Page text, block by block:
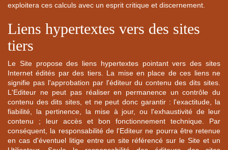
exploitera ces calculs avec un esprit critique et discernement.
Liens hypertextes vers des sites
tiers
Le Site propose des liens hypertextes pointant vers des sites
Internet édités par des tiers. La mise en place de ces liens ne
signifie pas l'approbation par l'éditeur du contenu des dits sites.
L'Editeur ne peut pas réaliser en permanence un contrôle du
contenu des dits sites, et ne peut donc garantir : l'exactitude, la
fiabilité, la pertinence, la mise à jour, ou l'exhaustivité de leur
contenu ; leur accès et bon fonctionnement technique. Par
conséquent, la responsabilité de l'Editeur ne pourra être retenue
en cas d'éventuel litige entre un site référencé sur le Site et un